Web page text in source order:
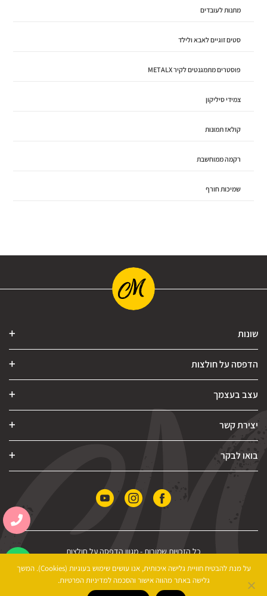
מתנות לעובדים
סטים זוגיים לאבא ולילד
פוסטרים מתמגנטים לקיר METALX
צמידי סיליקון
קולאז תמונות
רקמה ממוחשבת
שמיכות חורף
שונות
הדפסה על חולצות
עצב בעצמך
יצירת קשר
בואו לבקר
כל הזכויות שמורות -מגוון הדפסה על חולצות
הצהרת נגישות|מדיניות פרטיות|תקנון האתר
על מנת להבטיח חוויית גלישה איכותית, אנו עושים שימוש בעוגיות (Cookies). המשך
גלישה באתר מהווה אישור והסכמה למדיניות הפרטיות.